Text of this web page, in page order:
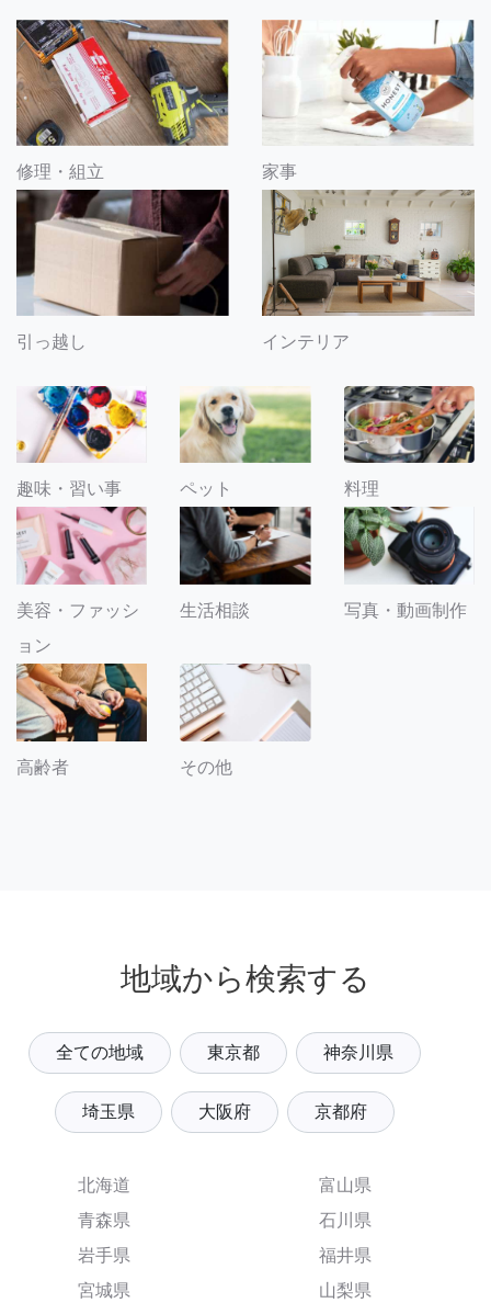
修理・組立 家事
引っ越し インテリア
趣味・習い事 ペット 料理
美容・ファッシ
ョン
生活相談 写真・動画制作
高齢者 その他
地域から検索する
全ての地域 東京都 神奈川県
埼玉県 大阪府 京都府
北海道
青森県
岩手県
宮城県
富山県
石川県
福井県
山梨県